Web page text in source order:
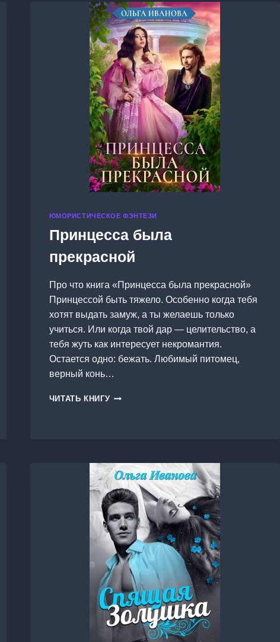
ЮМОРИСТИЧЕСКОЕ ФЭНТЕЗИ
Принцесса была
прекрасной
Про что книга «Принцесса была прекрасной»
Принцессой быть тяжело. Особенно когда тебя
хотят выдать замуж, а ты желаешь только
учиться. Или когда твой дар — целительство, а
тебя жуть как интересует некромантия.
Остается одно: бежать. Любимый питомец,
верный конь…
ЧИТАТЬ КНИГУ ПРИНЦЕССА